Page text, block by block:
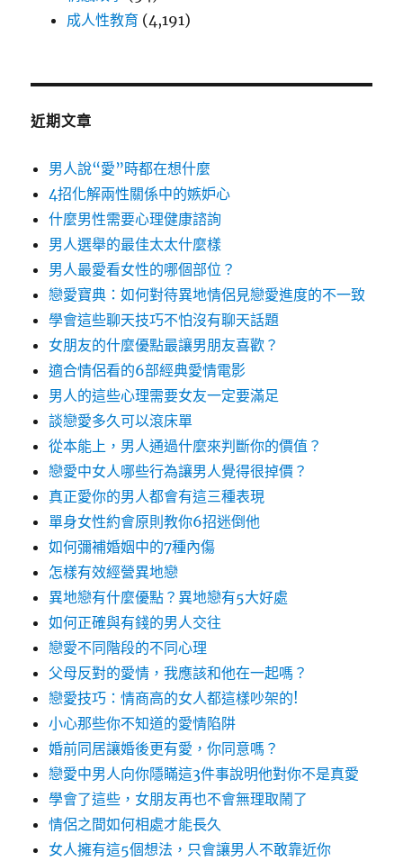
成人性教育 (4,191)
近期文章
男人說“愛”時都在想什麼
4招化解兩性關係中的嫉妒心
什麼男性需要心理健康諮詢
男人選舉的最佳太太什麼樣
男人最愛看女性的哪個部位？
戀愛寶典：如何對待異地情侶見戀愛進度的不一致
學會這些聊天技巧不怕沒有聊天話題
女朋友的什麼優點最讓男朋友喜歡？
適合情侶看的6部經典愛情電影
男人的這些心理需要女友一定要滿足
談戀愛多久可以滾床單
從本能上，男人通過什麼來判斷你的價值？
戀愛中女人哪些行為讓男人覺得很掉價？
真正愛你的男人都會有這三種表現
單身女性約會原則教你6招迷倒他
如何彌補婚姻中的7種內傷
怎樣有效經營異地戀
異地戀有什麼優點？異地戀有5大好處
如何正確與有錢的男人交往
戀愛不同階段的不同心理
父母反對的愛情，我應該和他在一起嗎？
戀愛技巧：情商高的女人都這樣吵架的!
小心那些你不知道的愛情陷阱
婚前同居讓婚後更有愛，你同意嗎？
戀愛中男人向你隱瞞這3件事說明他對你不是真愛
學會了這些，女朋友再也不會無理取鬧了
情侶之間如何相處才能長久
女人擁有這5個想法，只會讓男人不敢靠近你